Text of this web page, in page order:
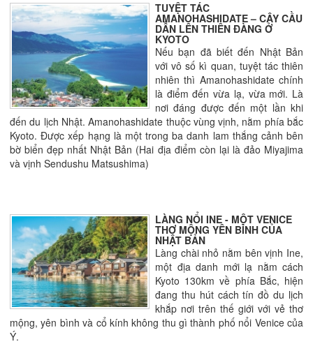
TUYỆT TÁC
AMANOHASHIDATE – CÂY CẦU
DẪN LÊN THIÊN ĐÀNG Ở
KYOTO
Nếu bạn đã biết đến Nhật Bản
với vô số kì quan, tuyệt tác thiên
nhiên thì Amanohashidate chính
là điểm đến vừa lạ, vừa mới. Là
nơi đáng được đến một lần khi
đến du lịch Nhật. Amanohashidate thuộc vùng vịnh, nằm phía bắc
Kyoto. Được xếp hạng là một trong ba danh lam thắng cảnh bên
bờ biển đẹp nhất Nhật Bản (Hai địa điểm còn lại là đảo Miyajima
và vịnh Sendushu Matsushima)
LÀNG NỔI INE - MỘT VENICE
THƠ MỘNG YÊN BÌNH CỦA
NHẬT BẢN
Làng chài nhỏ nằm bên vịnh Ine,
một địa danh mới lạ nằm cách
Kyoto 130km về phía Bắc, hiện
đang thu hút cách tín đồ du lịch
khắp nơi trên thế giới với vẻ thơ
mộng, yên bình và cổ kính không thu gì thành phố nổi Venice của
Ý.